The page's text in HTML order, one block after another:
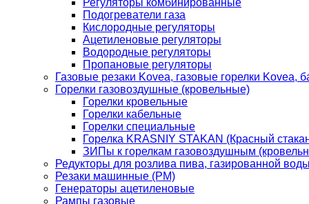
Регуляторы комбинированные
Подогреватели газа
Кислородные регуляторы
Ацетиленовые регуляторы
Водородные регуляторы
Пропановые регуляторы
Газовые резаки Kovea, газовые горелки Kovea,
Горелки газовоздушные (кровельные)
Горелки кровельные
Горелки кабельные
Горелки специальные
Горелка KRASNIY STAKAN (Красный
ЗИПы к горелкам газовоздушным
Редукторы для розлива пива, газированной
Резаки машинные (РМ)
Генераторы ацетиленовые
Рампы газовые